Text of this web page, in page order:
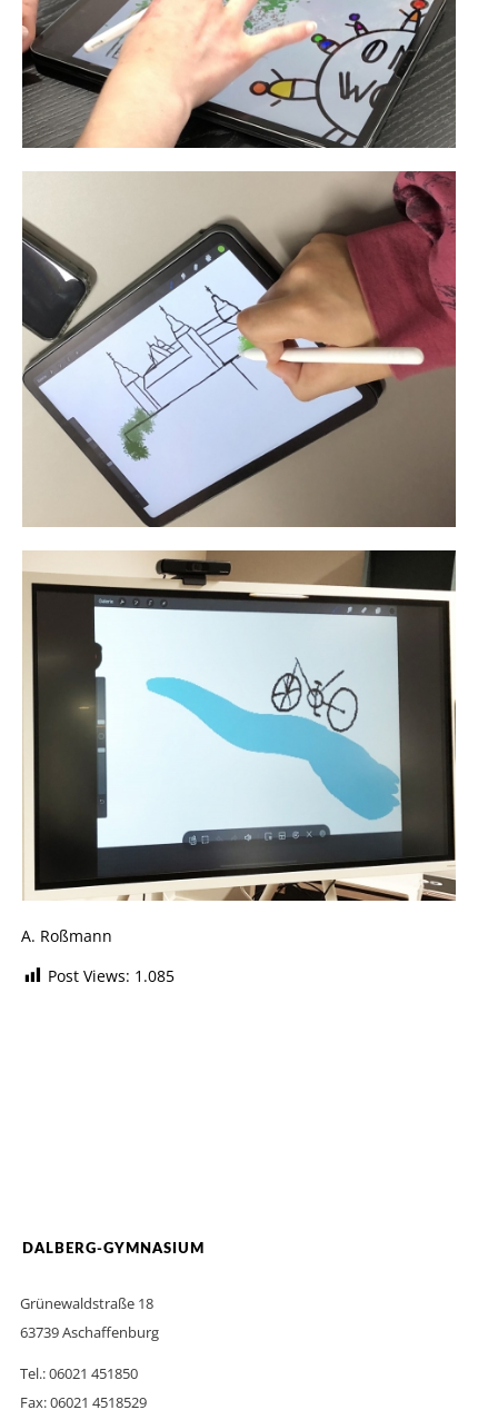
A. Roßmann
Post Views: 1.085
DALBERG-GYMNASIUM
Grünewaldstraße 18
63739 Aschaffenburg
Tel.: 06021 451850
Fax: 06021 4518529